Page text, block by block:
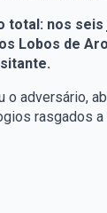
nos
Lobos de
o adversário,
rasgados